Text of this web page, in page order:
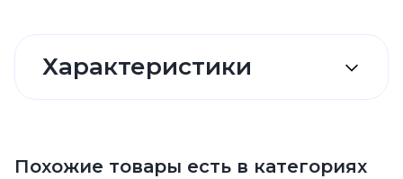
Характеристики
Похожие товары есть в категориях